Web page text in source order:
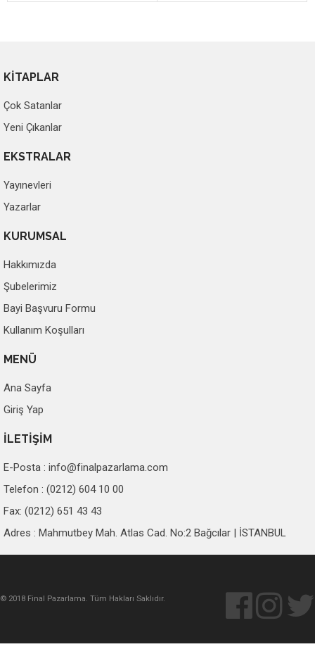
KİTAPLAR
Çok Satanlar
Yeni Çıkanlar
EKSTRALAR
Yayınevleri
Yazarlar
KURUMSAL
Hakkımızda
Şubelerimiz
Bayi Başvuru Formu
Kullanım Koşulları
MENÜ
Ana Sayfa
Giriş Yap
İLETİŞİM
E-Posta : info@finalpazarlama.com
Telefon : (0212) 604 10 00
Fax: (0212) 651 43 43
Adres : Mahmutbey Mah. Atlas Cad. No:2 Bağcılar | İSTANBUL
© 2018 Final Pazarlama. Tüm Hakları Saklıdır.